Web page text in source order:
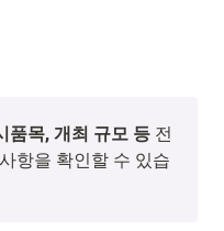
품목, 개최 규모 등 전
항을 확인할 수 있습